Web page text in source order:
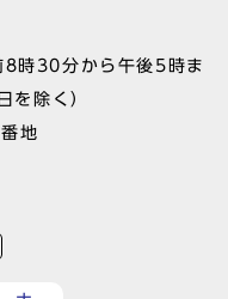
8時30分から午後5時ま
を除く）
地